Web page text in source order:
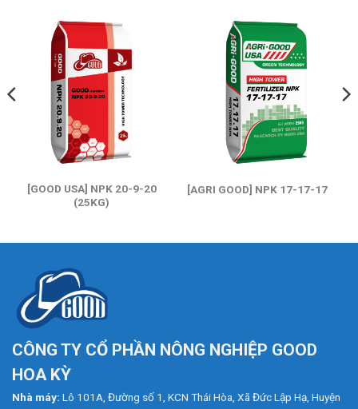
[GOOD USA] NPK 20-9-20
(25KG)
[AGRI GOOD] NPK 17-17-17
CÔNG TY CỔ PHẦN NÔNG NGHIỆP GOOD
HOA KỲ
Nhà máy: Lô 101A, Đường số 1, KCN Thái Hòa, Xã Đức Lập Hạ, Huyện